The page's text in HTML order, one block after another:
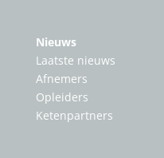
Nieuws
Laatste nieuws
Afnemers
Opleiders
Ketenpartners